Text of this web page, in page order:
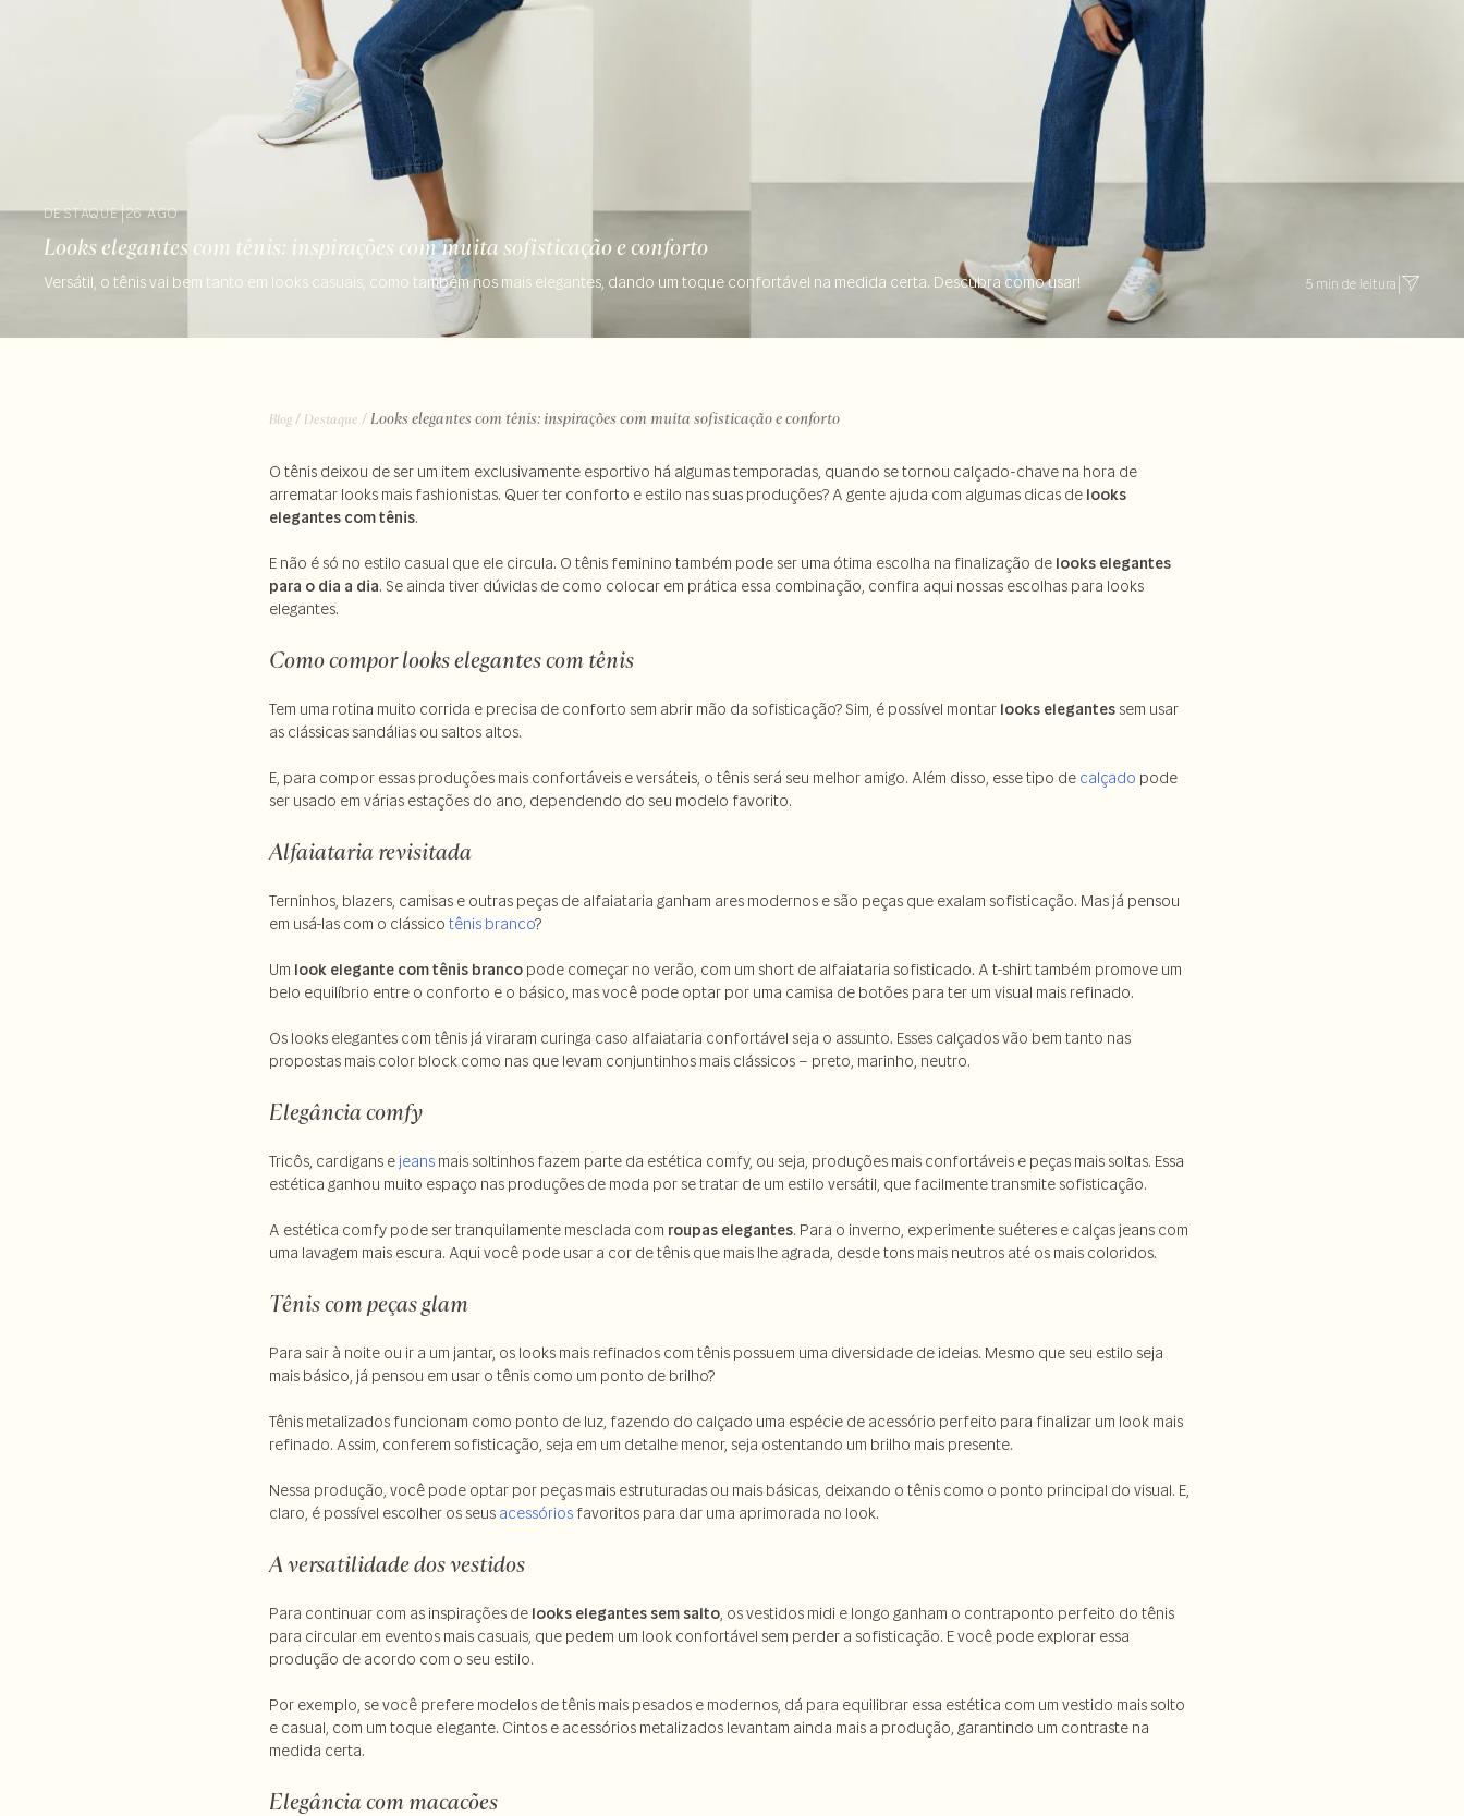
DESTAQUE|26 AGO
Looks elegantes com tênis: inspirações com muita sofisticação e conforto
Versátil, o tênis vai bem tanto em looks casuais, como também nos mais elegantes, dando um toque confortável na medida certa. Descubra como usar! 5 min de leitura
Blog / Destaque / Looks elegantes com tênis: inspirações com muita sofisticação e conforto
O tênis deixou de ser um item exclusivamente esportivo há algumas temporadas, quando se tornou calçado-chave na hora de
arrematar looks mais fashionistas. Quer ter conforto e estilo nas suas produções? A gente ajuda com algumas dicas de looks
elegantes com tênis.
E não é só no estilo casual que ele circula. O tênis feminino também pode ser uma ótima escolha na finalização de looks elegantes
para o dia a dia. Se ainda tiver dúvidas de como colocar em prática essa combinação, confira aqui nossas escolhas para looks
elegantes.
Como compor looks elegantes com tênis
Tem uma rotina muito corrida e precisa de conforto sem abrir mão da sofisticação? Sim, é possível montar looks elegantessem usar
as clássicas sandálias ou saltos altos.
E, para compor essas produções mais confortáveis e versáteis, o tênis será seu melhor amigo. Além disso, esse tipo de calçado pode
ser usado em várias estações do ano, dependendo do seu modelo favorito.
Alfaiataria revisitada
Terninhos, blazers, camisas e outras peças de alfaiataria ganham ares modernos e são peças que exalam sofisticação. Mas já pensou
em usá-las com o clássico tênis branco?
Um look elegante com tênis branco pode começar no verão, com um short de alfaiataria sofisticado. A t-shirt também promove um
belo equilíbrio entre o conforto e o básico, mas você pode optar por uma camisa de botões para ter um visual mais refinado.
Os looks elegantes com tênis já viraram curinga caso alfaiataria confortável seja o assunto. Esses calçados vão bem tanto nas
propostas mais color block como nas que levam conjuntinhos mais clássicos – preto, marinho, neutro.
Elegância comfy
Tricôs, cardigans e jeans mais soltinhos fazem parte da estética comfy, ou seja, produções mais confortáveis e peças mais soltas. Essa
estética ganhou muito espaço nas produções de moda por se tratar de um estilo versátil, que facilmente transmite sofisticação.
A estética comfy pode ser tranquilamente mesclada com roupas elegantes. Para o inverno, experimente suéteres e calças jeans com
uma lavagem mais escura. Aqui você pode usar a cor de tênis que mais lhe agrada, desde tons mais neutros até os mais coloridos.
Tênis com peças glam
Para sair à noite ou ir a um jantar, os looks mais refinados com tênis possuem uma diversidade de ideias. Mesmo que seu estilo seja
mais básico, já pensou em usar o tênis como um ponto de brilho?
Tênis metalizados funcionam como ponto de luz, fazendo do calçado uma espécie de acessório perfeito para finalizar um look mais
refinado. Assim, conferem sofisticação, seja em um detalhe menor, seja ostentando um brilho mais presente.
Nessa produção, você pode optar por peças mais estruturadas ou mais básicas, deixando o tênis como o ponto principal do visual. E,
claro, é possível escolher os seus acessórios favoritos para dar uma aprimorada no look.
A versatilidade dos vestidos
Para continuar com as inspirações de looks elegantes sem salto, os vestidos midi e longo ganham o contraponto perfeito do tênis
para circular em eventos mais casuais, que pedem um look confortável sem perder a sofisticação. E você pode explorar essa
produção de acordo com o seu estilo.
Por exemplo, se você prefere modelos de tênis mais pesados e modernos, dá para equilibrar essa estética com um vestido mais solto
e casual, com um toque elegante. Cintos e acessórios metalizados levantam ainda mais a produção, garantindo um contraste na
medida certa.
Elegância com macacões